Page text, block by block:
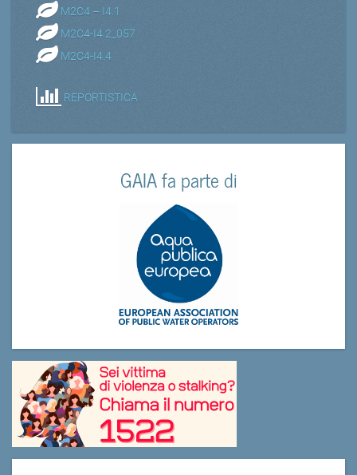
M2C4 – I4.1
M2C4-I4.2_057
M2C4-I4.4
REPORTISTICA
GAIA fa parte di